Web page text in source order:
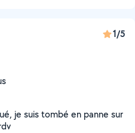
1/5
je suis tombé en panne sur